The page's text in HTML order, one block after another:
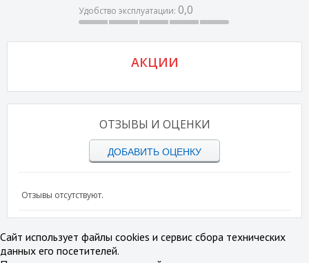
Удобство эксплуатации: 0,0
АКЦИИ
ОТЗЫВЫ И ОЦЕНКИ
ДОБАВИТЬ ОЦЕНКУ
Отзывы отсутствуют.
Сайт использует файлы cookies и сервис сбора технических
данных его посетителей.